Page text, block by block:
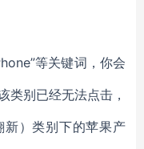
等关键词，你会
类别已经无法点击，
）类别下的苹果产